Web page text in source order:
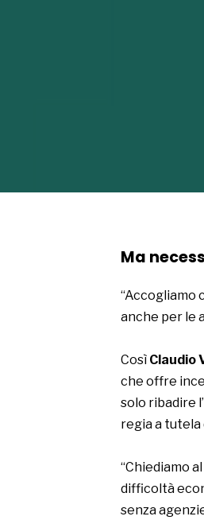
Ma
“Accogliamo
anche per le
Così Claudio
che offre
solo ribadire
regia a tutela
“Chiediamo
difficoltà
senza